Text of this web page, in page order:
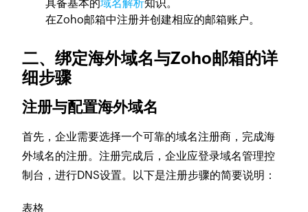
具备基本的域名解析知识。
在Zoho邮箱中注册并创建相应的邮箱账户。
二、绑定海外域名与Zoho邮箱的详
细步骤
注册与配置海外域名
首先，企业需要选择一个可靠的域名注册商，完成海
外域名的注册。注册完成后，企业应登录域名管理控
制台，进行DNS设置。以下是注册步骤的简要说明：
表格